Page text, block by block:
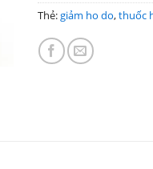
Thẻ:giảm ho do,thuốc